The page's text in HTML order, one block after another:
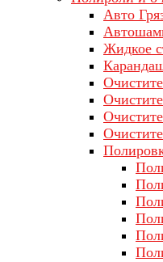
Авто
Жидкое